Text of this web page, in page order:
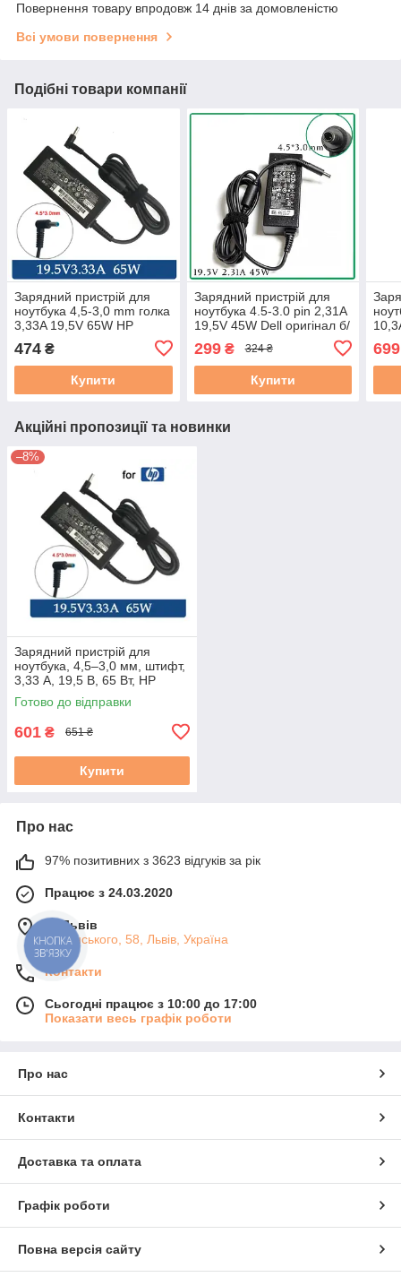
Повернення товару впродовж 14 днів за домовленістю
Всі умови повернення
Подібні товари компанії
Зарядний пристрій для
ноутбука 4,5-3,0 mm голка
3,33A 19,5V 65W HP
RENEW
474 ₴
Купити
Зарядний пристрій для
ноутбука 4.5-3.0 pin 2,31A
19,5V 45W Dell оригінал б/
299₴ 324 ₴
Купити
699
Акційні пропозиції та новинки
–8%
Зарядний пристрій для
ноутбука, 4,5–3,0 мм, штифт,
3,33 А, 19,5 В, 65 Вт, HP
Ultrabook, оригінальний,
новий
Готово до відправки
601 ₴ 651 ₴
Купити
Про нас
97% позитивних з 3623 відгуків за рік
Працює з 24.03.2020
м. Львів
Липинського, 58, Львів, Україна
Контакти
Сьогодні працює з 10:00 до 17:00
Показати весь графік роботи
Про нас
Контакти
Доставка та оплата
Графік роботи
Повна версія сайту
КНОПКА
ЗВ'ЯЗКУ